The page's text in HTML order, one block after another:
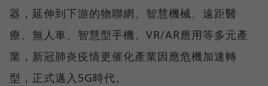
器，延伸到下游的物聯網、智慧機械、遠距醫
療、無人車、智慧型手機、VR/AR應用等多元產
業，新冠肺炎疫情更催化產業因應危機加速轉
型，正式邁入5G時代。